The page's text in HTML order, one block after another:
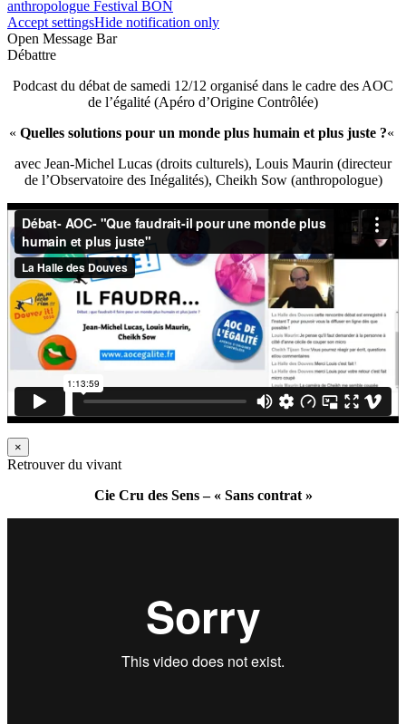
anthropologue Festival BON
Accept settingsHide notification only
Open Message Bar
Débattre
Podcast du débat de samedi 12/12 organisé dans le cadre des AOC
de l’égalité (Apéro d’Origine Contrôlée)
« Quelles solutions pour un monde plus humain et plus juste ?«
avec Jean-Michel Lucas (droits culturels), Louis Maurin (directeur
de l’Observatoire des Inégalités), Cheikh Sow (anthropologue)
×
Retrouver du vivant
Cie Cru des Sens – « Sans contrat »